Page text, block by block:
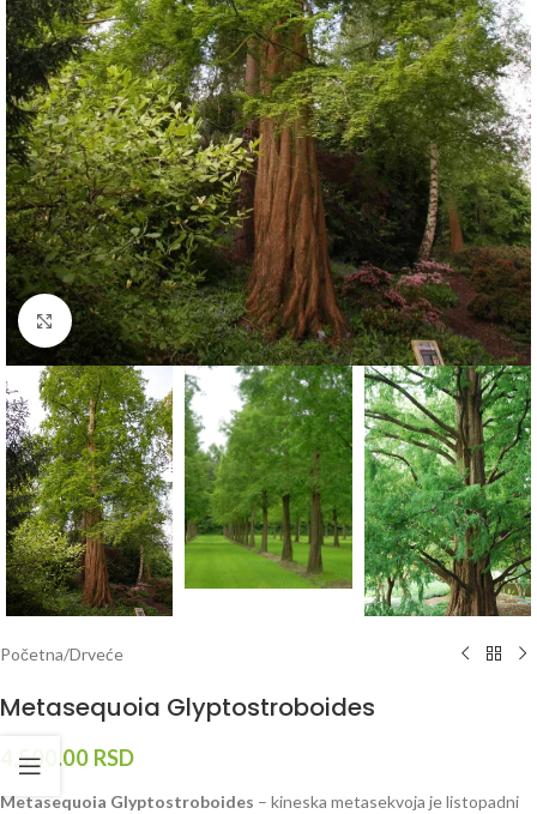
Klknite da uvećate
Početna/Drveće
Metasequoia Glyptostroboides
4,500.00 RSD
Metasequoia Glyptostroboides – kineska metasekvoja je listopadni